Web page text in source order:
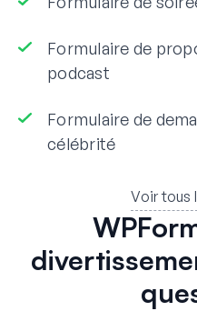
Formulaire de
podcast
Formulaire de
célébrité
Voir tous